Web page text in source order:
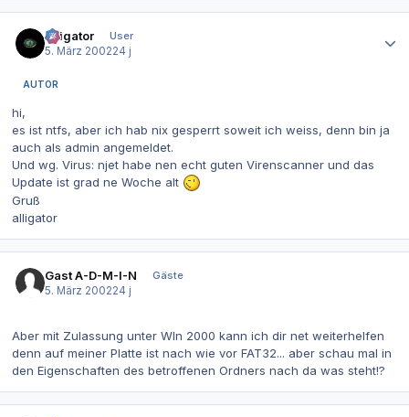
alligator
User
5. März 200224 j
AUTOR
hi,
es ist ntfs, aber ich hab nix gesperrt soweit ich weiss, denn bin ja
auch als admin angemeldet.
Und wg. Virus: njet habe nen echt guten Virenscanner und das
Update ist grad ne Woche alt
Gruß
alligator
Gast A-D-M-I-N
Gäste
5. März 200224 j
Aber mit Zulassung unter WIn 2000 kann ich dir net weiterhelfen
denn auf meiner Platte ist nach wie vor FAT32... aber schau mal in
den Eigenschaften des betroffenen Ordners nach da was steht!?